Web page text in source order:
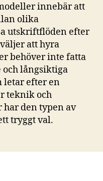
innebär att
olika
utskriftflöden efter
att hyra
behöver inte fatta
och långsiktiga
letar efter en
teknik och
den typen av
tryggt val.